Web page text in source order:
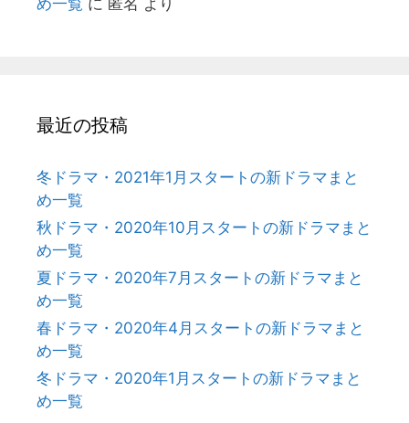
最近の投稿
冬ドラマ・2021年1月スタートの新ドラマまと
め一覧
秋ドラマ・2020年10月スタートの新ドラマまと
め一覧
夏ドラマ・2020年7月スタートの新ドラマまと
め一覧
春ドラマ・2020年4月スタートの新ドラマまと
め一覧
冬ドラマ・2020年1月スタートの新ドラマまと
め一覧